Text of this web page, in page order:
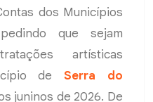
dos Municípios
que sejam
artísticas
deSerra do
juninos de 2026. De